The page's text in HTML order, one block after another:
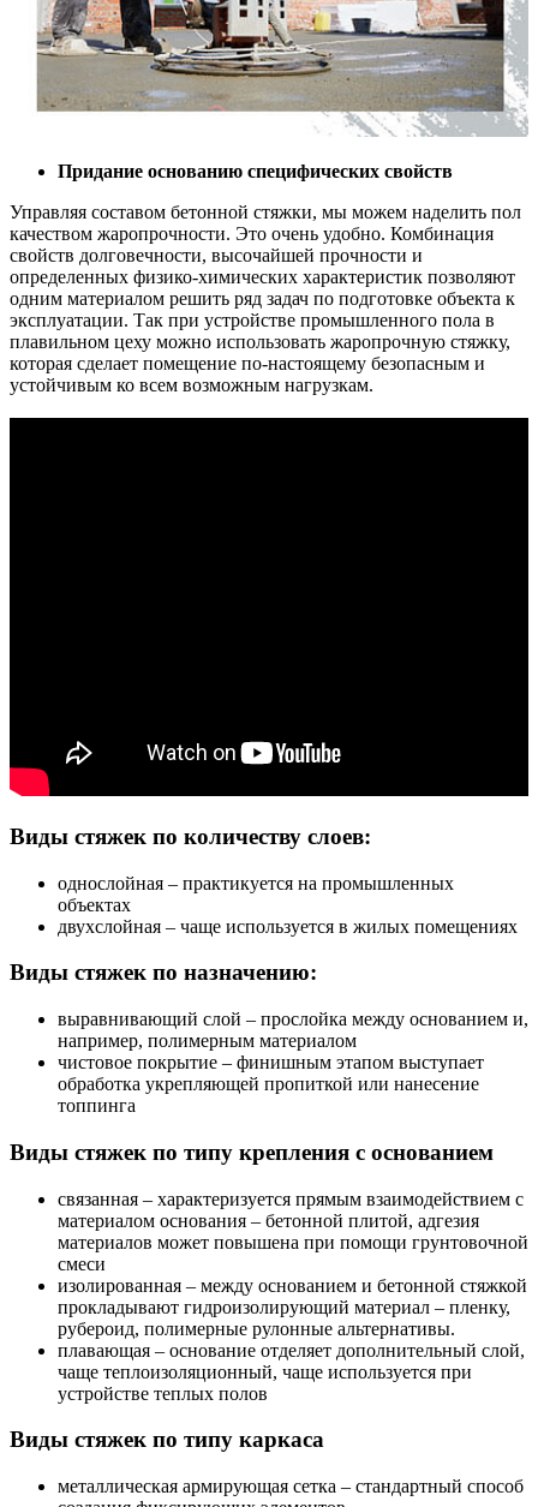
Придание основанию специфических свойств
Управляя составом бетонной стяжки, мы можем наделить пол
качеством жаропрочности. Это очень удобно. Комбинация
свойств долговечности, высочайшей прочности и
определенных физико-химических характеристик позволяют
одним материалом решить ряд задач по подготовке объекта к
эксплуатации. Так при устройстве промышленного пола в
плавильном цеху можно использовать жаропрочную стяжку,
которая сделает помещение по-настоящему безопасным и
устойчивым ко всем возможным нагрузкам.
Виды стяжек по количеству слоев:
однослойная – практикуется на промышленных
объектах
двухслойная – чаще используется в жилых помещениях
Виды стяжек по назначению:
выравнивающий слой – прослойка между основанием и,
например, полимерным материалом
чистовое покрытие – финишным этапом выступает
обработка укрепляющей пропиткой или нанесение
топпинга
Виды стяжек по типу крепления с основанием
связанная – характеризуется прямым взаимодействием с
материалом основания – бетонной плитой, адгезия
материалов может повышена при помощи грунтовочной
смеси
изолированная – между основанием и бетонной стяжкой
прокладывают гидроизолирующий материал – пленку,
рубероид, полимерные рулонные альтернативы.
плавающая – основание отделяет дополнительный слой,
чаще теплоизоляционный, чаще используется при
устройстве теплых полов
Виды стяжек по типу каркаса
металлическая армирующая сетка – стандартный способ